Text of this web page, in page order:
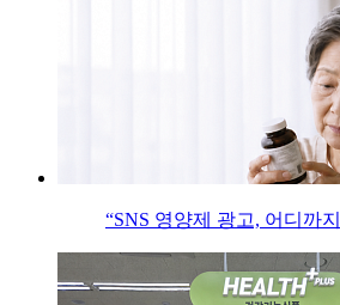
“SNS 영양제 광고, 어디까